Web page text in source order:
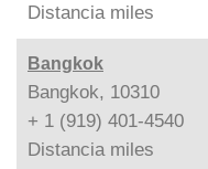
Distancia miles
Bangkok
Bangkok, 10310
+ 1 (919) 401-4540
Distancia miles